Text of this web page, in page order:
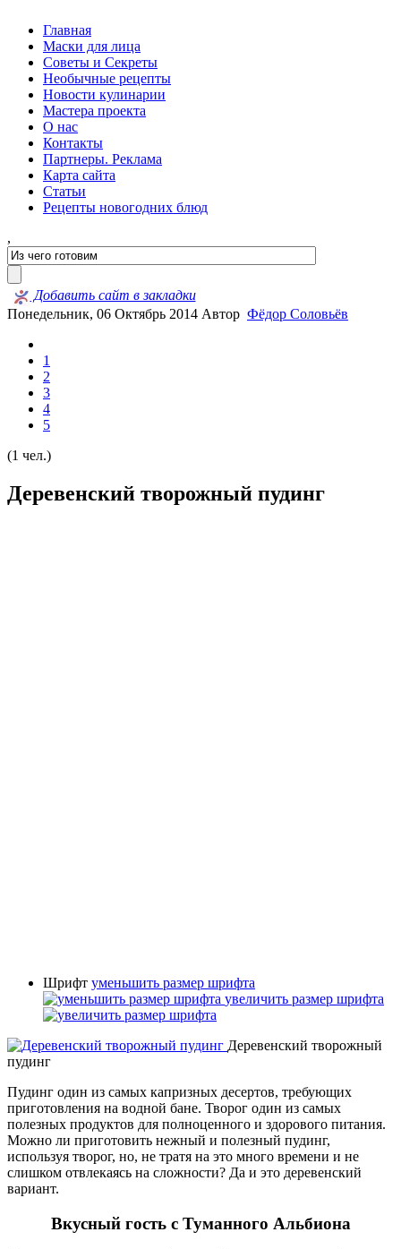
Главная
Маски для лица
Советы и Секреты
Необычные рецепты
Новости кулинарии
Мастера проекта
О нас
Контакты
Партнеры. Реклама
Карта сайта
Статьи
Рецепты новогодних блюд
,
Добавить сайт в закладки
Понедельник, 06 Октябрь 2014 Автор Фёдор Соловьёв
1
2
3
4
5
(1 чел.)
Деревенский творожный пудинг
Шрифт уменьшить размер шрифта
увеличить размер шрифта
Деревенский творожный
пудинг
Пудинг один из самых капризных десертов, требующих
приготовления на водной бане. Творог один из самых
полезных продуктов для полноценного и здорового питания.
Можно ли приготовить нежный и полезный пудинг,
используя творог, но, не тратя на это много времени и не
слишком отвлекаясь на сложности? Да и это деревенский
вариант.
Вкусный гость с Туманного Альбиона